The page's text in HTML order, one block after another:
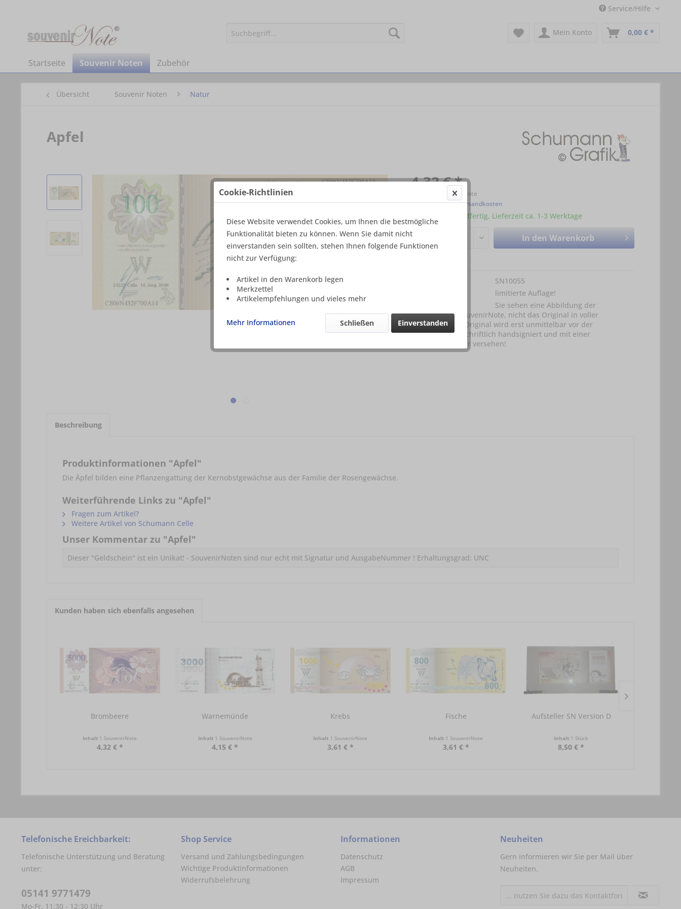
Service/Hilfe
Mein Konto 0,00 € *
Startseite Souvenir Noten Zubehör
Übersicht Souvenir Noten Natur
Apfel
4,32 € *
1 SouvenirNote
inkl. MwSt.zzgl. Versandkosten
Sofort versandfertig, Lieferzeit ca. 1-3 Werktage
In den Warenkorb
SN10055
limitierte Auflage!
Sie sehen eine Abbildung der
angebotenen SouvenirNote, nicht das Original in voller
Auflösung. Das Original wird erst unmittelbar vor der
Versendung urschriftlich handsigniert und mit einer
AusgabeNummer versehen!
Beschreibung
Produktinformationen "Apfel"
Die Äpfel bilden eine Pflanzengattung der Kernobstgewächse aus der Familie der Rosengewächse.
Weiterführende Links zu "Apfel"
Fragen zum Artikel?
Weitere Artikel von Schumann Celle
Unser Kommentar zu "Apfel"
Dieser "Geldschein" ist ein Unikat! - SouvenirNoten sind nur echt mit Signatur und AusgabeNummer ! Erhaltungsgrad: UNC
Kunden haben sich ebenfalls angesehen
Brombeere
Inhalt 1 SouvenirNote
4,32 € *
Warnemünde
Inhalt 1 SouvenirNote
4,15 € *
Krebs
Inhalt 1 SouvenirNote
3,61 € *
Fische
Inhalt 1 SouvenirNote
3,61 € *
Aufsteller SN Version D
Inhalt 1 Stück
8,50 € *
Telefonische Ereichbarkeit:
Telefonische Unterstützung und Beratung
unter:
05141 9771479
Mo-Fr, 11:30 - 12:30 Uhr
Shop Service
Versand und Zahlungsbedingungen
Wichtige Produktinformationen
Widerrufsbelehrung
Informationen
Datenschutz
AGB
Impressum
Neuheiten
Gern informieren wir Sie per Mail über
Neuheiten.
Cookie-Richtlinien
Diese Website verwendet Cookies, um Ihnen die bestmögliche
Funktionalität bieten zu können. Wenn Sie damit nicht
einverstanden sein sollten, stehen Ihnen folgende Funktionen
nicht zur Verfügung:
Artikel in den Warenkorb legen
Merkzettel
Artikelempfehlungen und vieles mehr
Mehr Informationen Einverstanden
Schließen